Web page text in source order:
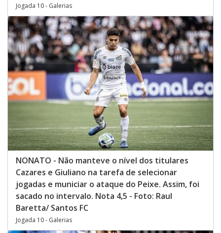
Jogada 10 - Galerias
NONATO - Não manteve o nível dos titulares
Cazares e Giuliano na tarefa de selecionar
jogadas e municiar o ataque do Peixe. Assim, foi
sacado no intervalo. Nota 4,5 - Foto: Raul
Baretta/ Santos FC
Jogada 10 - Galerias